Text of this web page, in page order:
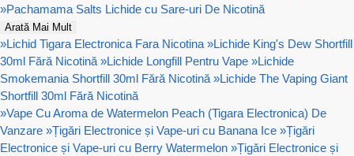
»Pachamama Salts Lichide cu Sare-uri De Nicotină
Arată Mai Mult
»Lichid Tigara Electronica Fara Nicotina »Lichide King's Dew Shortfill
30ml Fără Nicotină »Lichide Longfill Pentru Vape »Lichide
Smokemania Shortfill 30ml Fără Nicotină »Lichide The Vaping Giant
Shortfill 30ml Fără Nicotină
»Vape Cu Aroma de Watermelon Peach (Tigara Electronica) De
Vanzare »Țigări Electronice și Vape-uri cu Banana Ice »Țigări
Electronice și Vape-uri cu Berry Watermelon »Țigări Electronice și